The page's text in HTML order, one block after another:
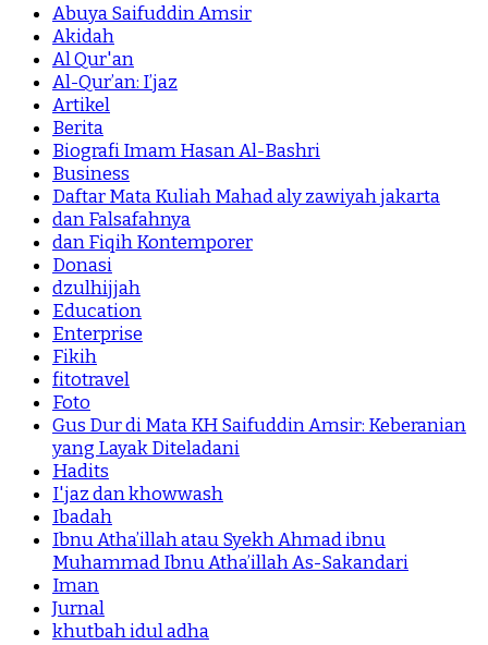
Abuya Saifuddin Amsir
Akidah
Al Qur'an
Al-Qur’an: I’jaz
Artikel
Berita
Biografi Imam Hasan Al-Bashri
Business
Daftar Mata Kuliah Mahad aly zawiyah jakarta
dan Falsafahnya
dan Fiqih Kontemporer
Donasi
dzulhijjah
Education
Enterprise
Fikih
fitotravel
Foto
Gus Dur di Mata KH Saifuddin Amsir: Keberanian
yang Layak Diteladani
Hadits
I'jaz dan khowwash
Ibadah
Ibnu Atha’illah atau Syekh Ahmad ibnu
Muhammad Ibnu Atha’illah As-Sakandari
Iman
Jurnal
khutbah idul adha